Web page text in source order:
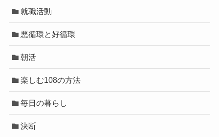
就職活動
悪循環と好循環
朝活
楽しむ108の方法
毎日の暮らし
決断